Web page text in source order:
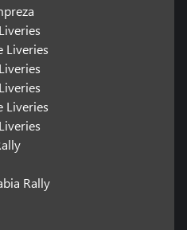
Liveries
Liveries
Rally